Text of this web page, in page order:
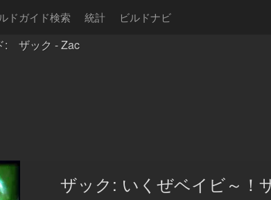
ドガイド検索 統計 ビルドナビ
: ザック - Zac
ザック: いくぜベイビ～！